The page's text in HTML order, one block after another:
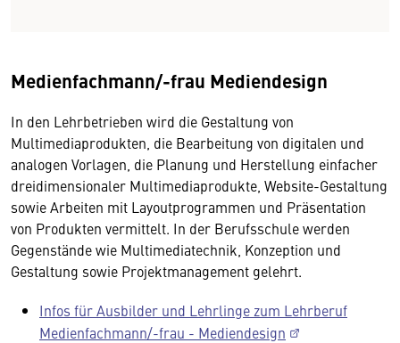
Medienfachmann/-frau Mediendesign
In den Lehrbetrieben wird die Gestaltung von
Multimediaprodukten, die Bearbeitung von digitalen und
analogen Vorlagen, die Planung und Herstellung einfacher
dreidimensionaler Multimediaprodukte, Website-Gestaltung
sowie Arbeiten mit Layoutprogrammen und Präsentation
von Produkten vermittelt. In der Berufsschule werden
Gegenstände wie Multimediatechnik, Konzeption und
Gestaltung sowie Projektmanagement gelehrt.
Infos für Ausbilder und Lehrlinge zum Lehrberuf
Medienfachmann/-frau - Mediendesign